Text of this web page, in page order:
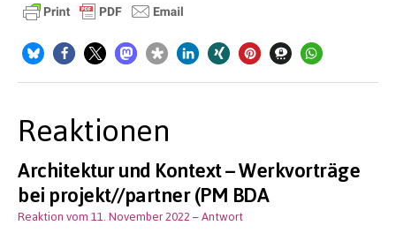
Reaktionen
Architektur und Kontext – Werkvorträge
bei projekt//partner (PM BDA
Reaktion vom 11. November 2022 – Antwort